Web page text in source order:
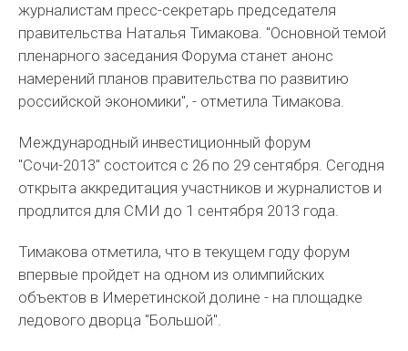
журналистам пресс-секретарь председателя
правительства Наталья Тимакова. "Основной темой
пленарного заседания Форума станет анонс
намерений планов правительства по развитию
российской экономики", - отметила Тимакова.
Международный инвестиционный форум
"Сочи-2013" состоится с 26 по 29 сентября. Сегодня
открыта аккредитация участников и журналистов и
продлится для СМИ до 1 сентября 2013 года.
Тимакова отметила, что в текущем году форум
впервые пройдет на одном из олимпийских
объектов в Имеретинской долине - на площадке
ледового дворца "Большой".